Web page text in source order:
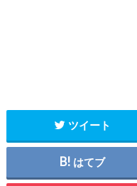
ツイート
はてブ